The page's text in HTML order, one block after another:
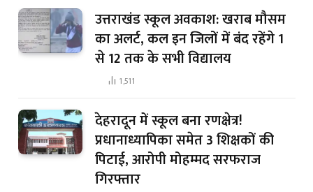
उत्तराखंड स्कूल अवकाश: खराब मौसम
का अलर्ट, कल इन जिलों में बंद रहेंगे 1
से 12 तक के सभी विद्यालय
1,511
देहरादून में स्कूल बना रणक्षेत्र!
प्रधानाध्यापिका समेत 3 शिक्षकों की
पिटाई, आरोपी मोहम्मद सरफराज
गिरफ्तार